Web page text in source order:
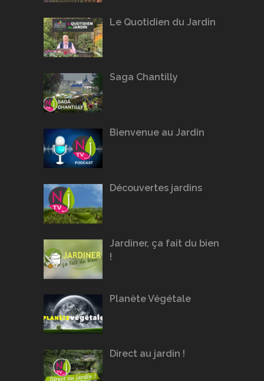
Le Quotidien du Jardin
Saga Chantilly
Bienvenue au Jardin
Découvertes jardins
Jardiner, ça fait du bien
!
Planète Végétale
Direct au jardin !